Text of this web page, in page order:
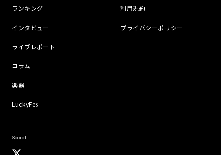
ランキング
インタビュー
ライブレポート
コラム
楽器
LuckyFes
利用規約
プライバシーポリシー
Social